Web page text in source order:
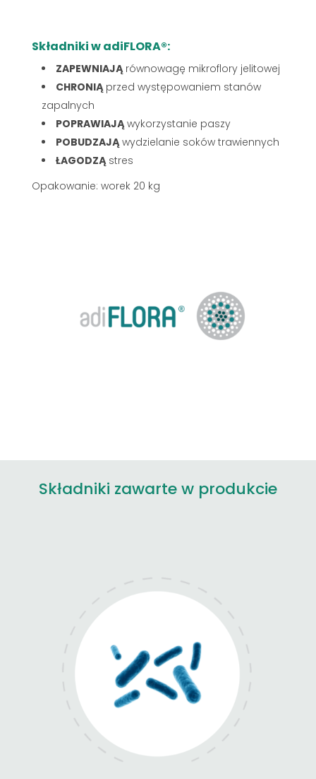
Składniki w adiFLORA®:
ZAPEWNIAJĄrównowagę mikroflory jelitowej
CHRONIĄprzed występowaniem stanów
zapalnych
POPRAWIAJĄwykorzystanie paszy
POBUDZAJĄwydzielanie soków trawiennych
ŁAGODZĄstres
Opakowanie: worek 20 kg
Składniki zawarte w produkcie